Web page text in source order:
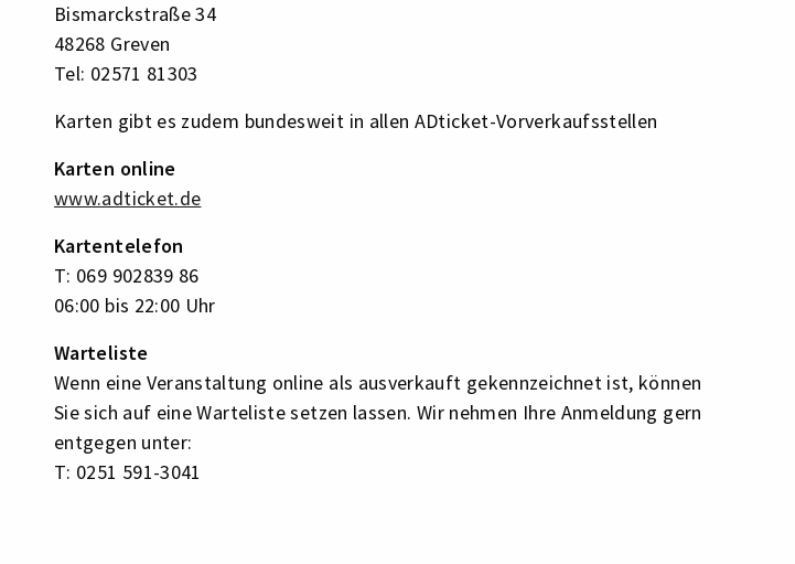
Bismarckstraße 34
48268 Greven
Tel: 02571 81303
Karten gibt es zudem bundesweit in allen ADticket-Vorverkaufsstellen
Karten online
www.adticket.de
Kartentelefon
T: 069 902839 86
06:00 bis 22:00 Uhr
Warteliste
Wenn eine Veranstaltung online als ausverkauft gekennzeichnet ist, können
Sie sich auf eine Warteliste setzen lassen. Wir nehmen Ihre Anmeldung gern
entgegen unter:
T: 0251 591-3041